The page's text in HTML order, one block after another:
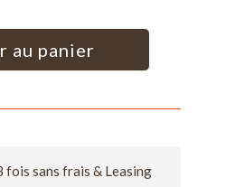
au panier
fois sans frais & Leasing